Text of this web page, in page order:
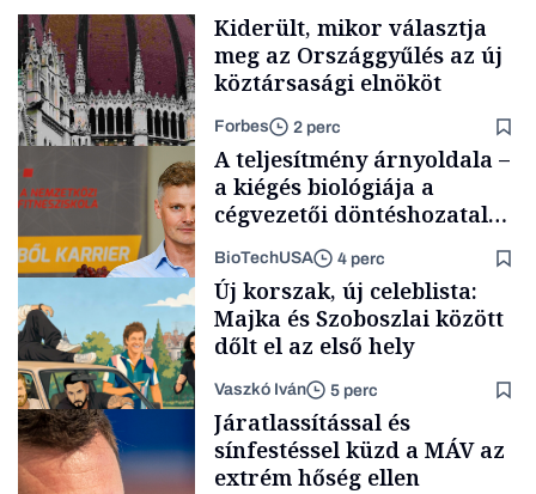
Politika
Kiderült, mikor választja
meg az Országgyűlés az új
köztársasági elnököt
Forbes 2 perc
Content Lab HUB
A teljesítmény árnyoldala –
a kiégés biológiája a
cégvezetői döntéshozatal
BioTechUSA 4 perc
Új korszak, új celeblista:
Majka és Szoboszlai között
dőlt el az első hely
Vaszkó Iván 5 perc
Járatlassítással és
sínfestéssel küzd a MÁV az
extrém hőség ellen